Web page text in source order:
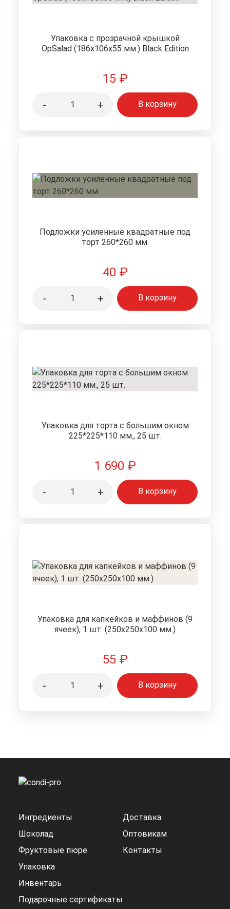
Упаковка с прозрачной крышкой
OpSalad (186х106х55 мм.) Black Edition
15 ₽
- + В корзину
Подложки усиленные квадратные под
торт 260*260 мм.
40 ₽
- + В корзину
Упаковка для торта с большим окном
225*225*110 мм., 25 шт.
1 690 ₽
- + В корзину
Упаковка для капкейков и маффинов (9
ячеек), 1 шт. (250x250x100 мм.)
55 ₽
- + В корзину
Ингредиенты
Шоколад
Фруктовые пюре
Упаковка
Инвентарь
Подарочные сертификаты
Доставка
Оптовикам
Контакты